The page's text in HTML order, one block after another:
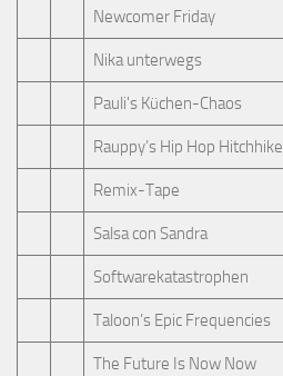
Newcomer Friday
Nika unterwegs
Pauli's Küchen-Chaos
Rauppy’s Hip Hop Hitchhike
Remix-Tape
Salsa con Sandra
Softwarekatastrophen
Taloon’s Epic Frequencies
The Future Is Now Now